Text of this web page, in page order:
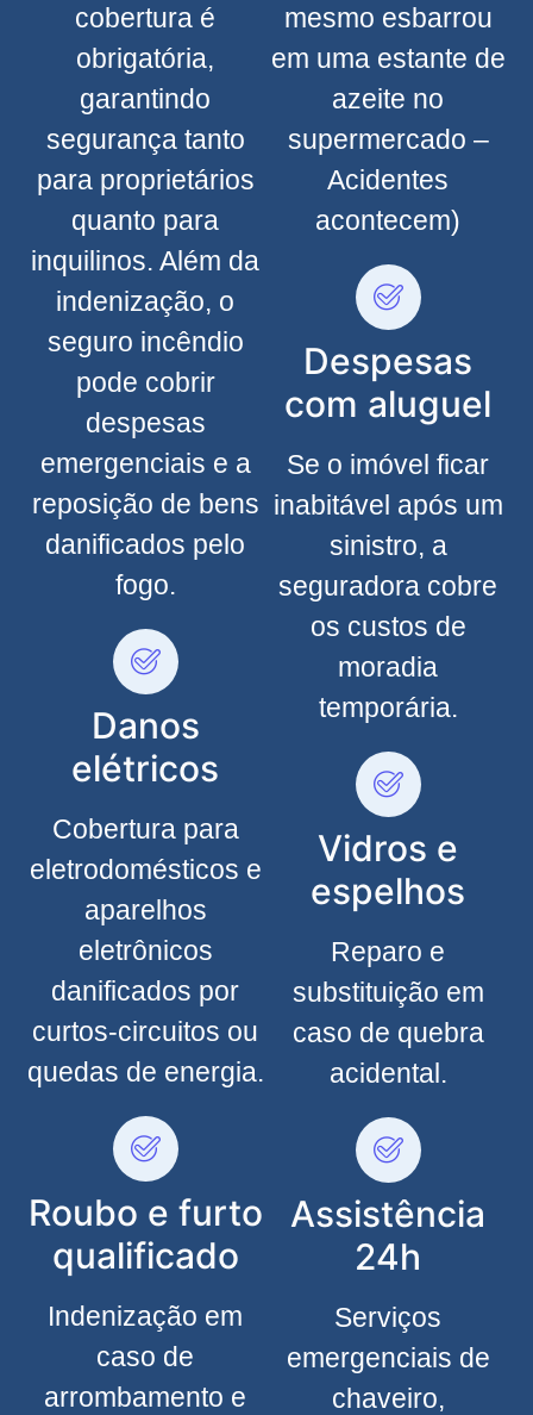
cobertura é
obrigatória,
garantindo
segurança tanto
para proprietários
quanto para
inquilinos. Além da
indenização, o
seguro incêndio
pode cobrir
despesas
emergenciais e a
reposição de bens
danificados pelo
fogo.
Danos
elétricos
Cobertura para
eletrodomésticos e
aparelhos
eletrônicos
danificados por
curtos-circuitos ou
quedas de energia.
Roubo e furto
qualificado
Indenização em
caso de
arrombamento e
mesmo esbarrou
em uma estante de
azeite no
supermercado –
Acidentes
acontecem)
Despesas
com aluguel
Se o imóvel ficar
inabitável após um
sinistro, a
seguradora cobre
os custos de
moradia
temporária.
Vidros e
espelhos
Reparo e
substituição em
caso de quebra
acidental.
Assistência
24h
Serviços
emergenciais de
chaveiro,